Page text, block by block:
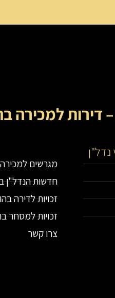
דירות למכירה
נדל"ן
מגרשים
חדשות הנדל"ן
זכויות לדירה
זכויות למסחר
צרו קשר